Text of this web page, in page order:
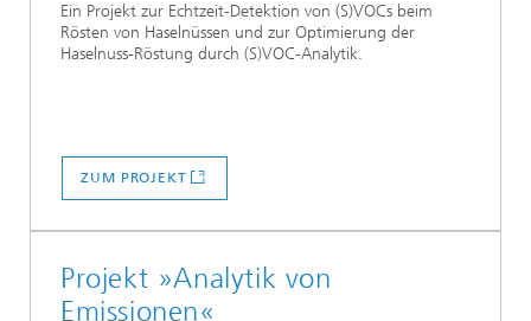
Ein Projekt zur Echtzeit-Detektion von (S)VOCs beim
Rösten von Haselnüssen und zur Optimierung der
Haselnuss-Röstung durch (S)VOC-Analytik.
ZUM PROJEKT
Projekt »Analytik von
Emissionen«